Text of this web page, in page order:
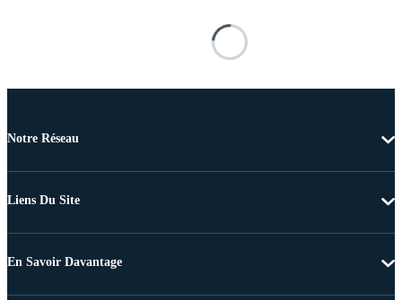
Notre Réseau
Liens Du Site
En Savoir Davantage